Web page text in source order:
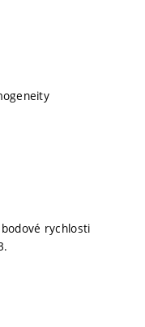
bodové rychlosti